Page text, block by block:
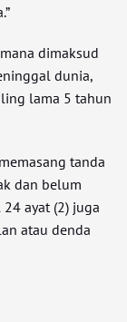
dimaksud
dunia,
lama 5 tahun
tanda
dan belum
ayat (2) juga
atau denda